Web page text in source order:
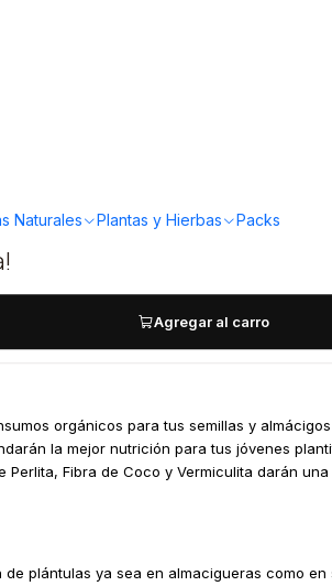
Naturales Plantas y Hierbas Packs
10L
Agregar al carro
orgánicos para tus semillas y
la mejor nutrición para tus jóvenes
Perlita, Fibra de Coco y Vermiculita darán
plántulas ya sea en almacigueras como en